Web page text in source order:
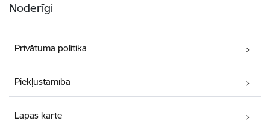
Noderīgi
Privātuma politika
Piekļūstamība
Lapas karte